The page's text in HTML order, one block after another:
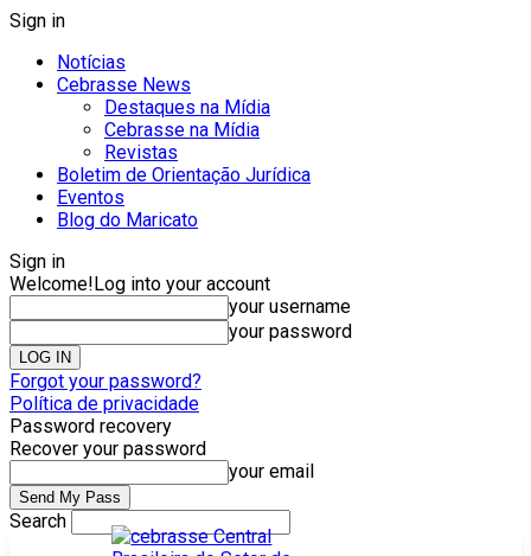
Sign in
Notícias
Cebrasse News
Destaques na Mídia
Cebrasse na Mídia
Revistas
Boletim de Orientação Jurídica
Eventos
Blog do Maricato
Sign in
Welcome!Log into your account
your username
your password
Forgot your password?
Política de privacidade
Password recovery
Recover your password
your email
Search